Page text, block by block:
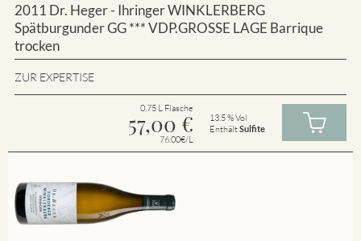
2011 Dr. Heger - Ihringer WINKLERBERG
Spätburgunder GG *** VDP.GROSSE LAGE Barrique
trocken
ZUR EXPERTISE
0.75 L Flasche
57,00 €
76.00€/L
13.5 % Vol
EnthältSulfite